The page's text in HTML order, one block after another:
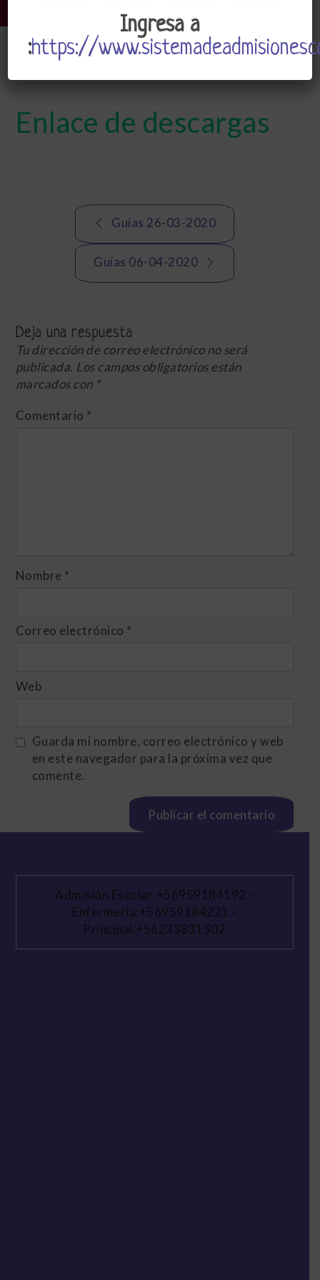
Enlace de descargas
Navegación
entradas
Guías 26-03-2020
Guías 06-04-2020
Deja una respuesta
Tu dirección de correo electrónico no será
publicada. Los campos obligatorios están
marcados con *
Comentario *
Nombre *
Correo electrónico *
Web
Guarda mi nombre, correo electrónico y web
en este navegador para la próxima vez que
comente.
Admisión Escolar:+56959184192 -
Enfermería:+56959184221 -
Principal:+56233831502
Ingresa a
:https://